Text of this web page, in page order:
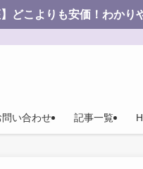
！わかりやすい！←ここ
問い合わせ 記事一覧